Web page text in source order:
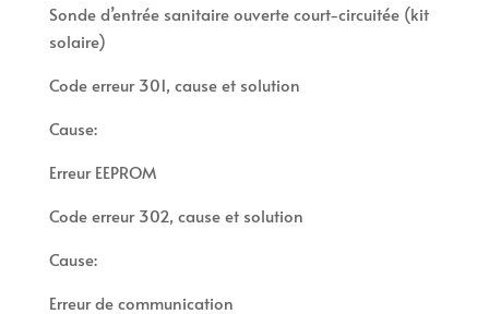
Sonde d’entrée sanitaire ouverte court-circuitée (kit
solaire)
Code erreur 301, cause et solution
Cause:
Erreur EEPROM
Code erreur 302, cause et solution
Cause:
Erreur de communication